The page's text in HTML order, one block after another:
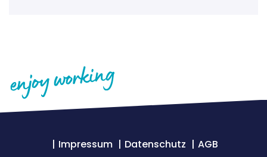
Impressum Datenschutz AGB